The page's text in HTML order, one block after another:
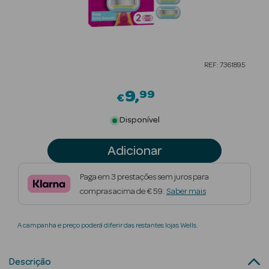
Beauty Season
Beauty Season
Nutricosmética
Perfumes
Beauty Season
REF: 7361895
€9 99
Disponível
Adicionar
Paga em 3 prestações sem juros para
compras acima de € 59. Saber mais
A campanha e preço poderá diferir das restantes lojas Wells.
Descrição